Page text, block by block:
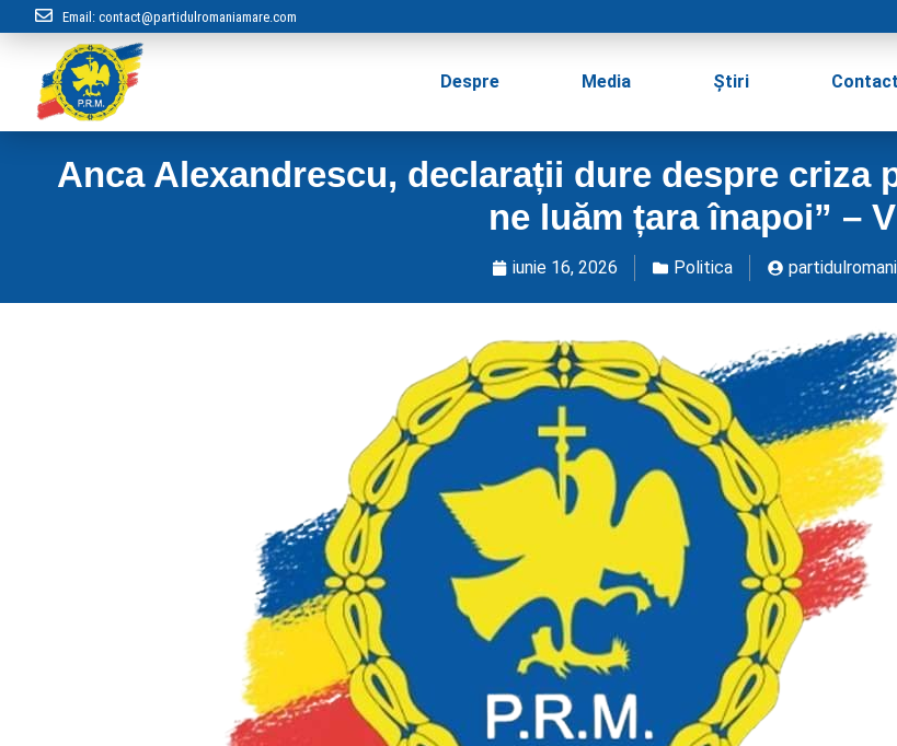
Email: contact@partidulromaniamare.com
Despre Media Știri Contact
Anca Alexandrescu, declarații dure despre criza
ne luăm țara înapoi” –
iunie 16, 2026 Politica